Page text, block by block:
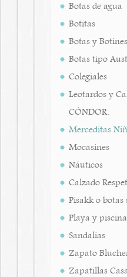
Botas de agua
Botitas
Botas y Botines
Botas tipo
Colegiales
Leotardos y
CÓNDOR.
Merceditas
Mocasines
Náuticos
Calzado
Pisakk o botas
Playa y piscina
Sandalias
Zapato
Zapatillas